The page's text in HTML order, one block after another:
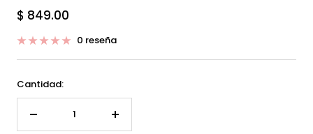
Precio
de
venta
$ 849.00
0 reseña
Cantidad:
Aumentar